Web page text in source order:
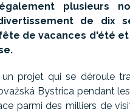
plusieurs
de dix
de vacances d'été
projet qui se déroule
Bystrica pendant
parmi des milliers de